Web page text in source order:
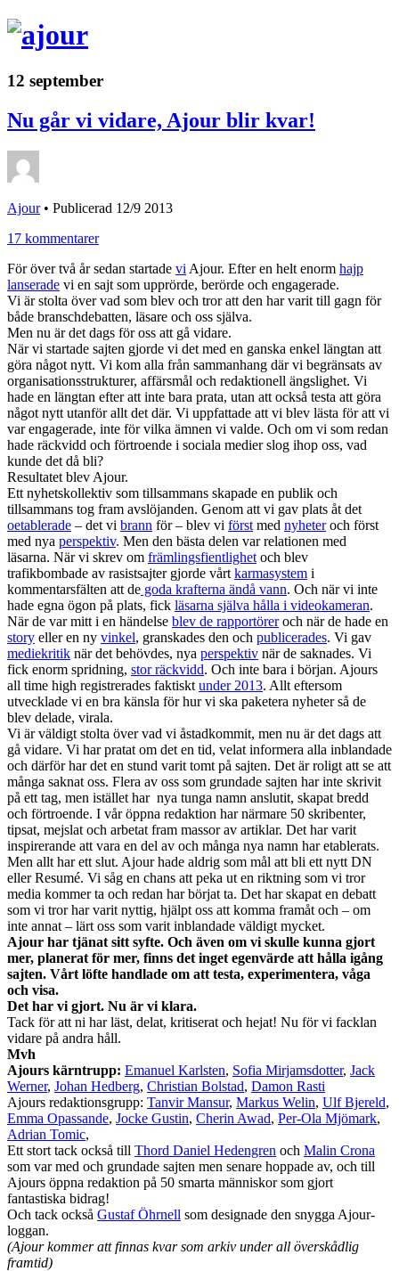
12 september
Nu går vi vidare, Ajour blir kvar!
Ajour• Publicerad 12/9 2013
17 kommentarer
För över två år sedan startade vi Ajour. Efter en helt enorm hajp
lanserade vi en sajt som upprörde, berörde och engagerade.
Vi är stolta över vad som blev och tror att den har varit till gagn för
både branschdebatten, läsare och oss själva.
Men nu är det dags för oss att gå vidare.
När vi startade sajten gjorde vi det med en ganska enkel längtan att
göra något nytt. Vi kom alla från sammanhang där vi begränsats av
organisationsstrukturer, affärsmål och redaktionell ängslighet. Vi
hade en längtan efter att inte bara prata, utan att också testa att göra
något nytt utanför allt det där. Vi uppfattade att vi blev lästa för att vi
var engagerade, inte för vilka ämnen vi valde. Och om vi som redan
hade räckvidd och förtroende i sociala medier slog ihop oss, vad
kunde det då bli?
Resultatet blev Ajour.
Ett nyhetskollektiv som tillsammans skapade en publik och
tillsammans tog fram avslöjanden. Genom att vi gav plats åt det
oetablerade – det vi brann för – blev vi först med nyheteroch först
med nya perspektiv. Men den bästa delen var relationen med
läsarna. När vi skrev om främlingsfientlighet och blev
trafikbombade av rasistsajter gjorde vårt karmasystem i
kommentarsfälten att de goda krafterna ändå vann. Och när vi inte
hade egna ögon på plats, fick läsarna själva hålla i videokameran.
När de var mitt i en händelse blev de rapportöreroch när de hade en
story eller en ny vinkel, granskades den och publicerades. Vi gav
mediekritik när det behövdes, nya perspektiv när de saknades. Vi
fick enorm spridning, stor räckvidd. Och inte bara i början. Ajours
all time high registrerades faktiskt under 2013. Allt eftersom
utvecklade vi en bra känsla för hur vi ska paketera nyheter så de
blev delade, virala.
Vi är väldigt stolta över vad vi åstadkommit, men nu är det dags att
gå vidare. Vi har pratat om det en tid, velat informera alla inblandade
och därför har det en stund varit tomt på sajten. Det är roligt att se att
många saknat oss. Flera av oss som grundade sajten har inte skrivit
på ett tag, men istället har nya tunga namn anslutit, skapat bredd
och förtroende. I vår öppna redaktion har närmare 50 skribenter,
tipsat, mejslat och arbetat fram massor av artiklar. Det har varit
inspirerande att vara en del av och många nya namn har etablerats.
Men allt har ett slut. Ajour hade aldrig som mål att bli ett nytt DN
eller Resumé. Vi såg en chans att peka ut en riktning som vi tror
media kommer ta och redan har börjat ta. Det har skapat en debatt
som vi tror har varit nyttig, hjälpt oss att komma framåt och – om
inte annat – lärt oss som varit inblandade väldigt mycket.
Ajour har tjänat sitt syfte. Och även om vi skulle kunna gjort
mer, planerat för mer, finns det inget egenvärde att hålla igång
sajten. Vårt löfte handlade om att testa, experimentera, våga
och visa.
Det har vi gjort. Nu är vi klara.
Tack för att ni har läst, delat, kritiserat och hejat! Nu för vi facklan
vidare på andra håll.
Mvh
Ajours kärntrupp: Emanuel Karlsten, Sofia Mirjamsdotter, Jack
Werner, Johan Hedberg, Christian Bolstad, Damon Rasti
Ajours redaktionsgrupp: Tanvir Mansur, Markus Welin, Ulf Bjereld,
Emma Opassande, Jocke Gustin, Cherin Awad, Per-Ola Mjömark,
Adrian Tomic,
Ett stort tack också till Thord Daniel Hedengren och Malin Crona
som var med och grundade sajten men senare hoppade av, och till
Ajours öppna redaktion på 50 smarta människor som gjort
fantastiska bidrag!
Och tack också Gustaf Öhrnell som designade den snygga Ajour-
loggan.
(Ajour kommer att finnas kvar som arkiv under all överskådlig
framtid)